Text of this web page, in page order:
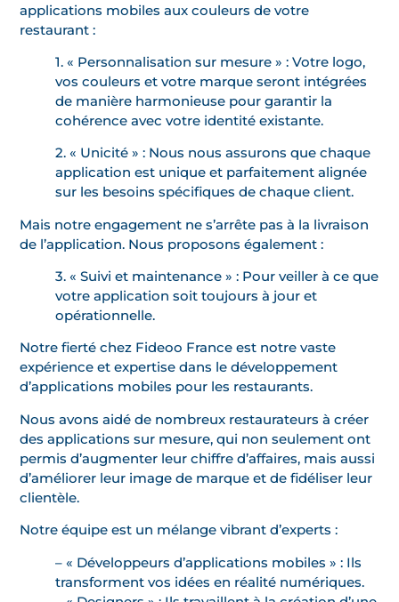
applications mobiles aux couleurs de votre
restaurant :
1. « Personnalisation sur mesure » : Votre logo,
vos couleurs et votre marque seront intégrées
de manière harmonieuse pour garantir la
cohérence avec votre identité existante.
2. « Unicité » : Nous nous assurons que chaque
application est unique et parfaitement alignée
sur les besoins spécifiques de chaque client.
Mais notre engagement ne s’arrête pas à la livraison
de l’application. Nous proposons également :
3. « Suivi et maintenance » : Pour veiller à ce que
votre application soit toujours à jour et
opérationnelle.
Notre fierté chez Fideoo France est notre vaste
expérience et expertise dans le développement
d’applications mobiles pour les restaurants.
Nous avons aidé de nombreux restaurateurs à créer
des applications sur mesure, qui non seulement ont
permis d’augmenter leur chiffre d’affaires, mais aussi
d’améliorer leur image de marque et de fidéliser leur
clientèle.
Notre équipe est un mélange vibrant d’experts :
– « Développeurs d’applications mobiles » : Ils
transforment vos idées en réalité numériques.